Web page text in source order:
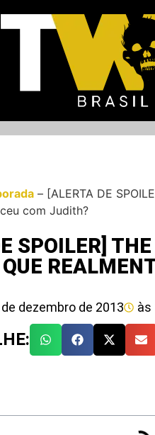
– [ALERTA DE
com Judith?
SPOILER]
de dezembro de 2013 às